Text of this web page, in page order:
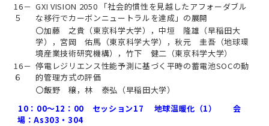
16－
５
GXI VISION 2050 「社会的慣性を見越したアフォーダブル
な移行でカーボンニュートラルを達成」の展開
〇加藤 之貴（東京科学大学），中垣 隆雄（早稲田大
学），宮岡 佑馬（東京科学大学），秋元 圭吾（地球環
境産業技術研究機構），竹下 健二（東京科学大学）
16－
６
停電レジリエンス性能予測に基づく平時の蓄電池SOCの動
的管理方式の評価
〇飯野 穣，林 泰弘（早稲田大学）
10：00～12：00 セッション17 地球温暖化（1） 会
場：As303・304